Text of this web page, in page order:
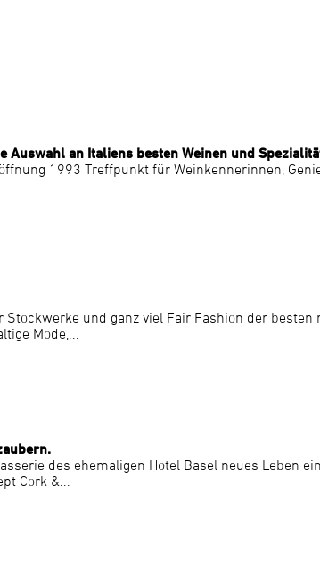
Auswahl an Italiens besten Weinen und
1993 Treffpunkt für Weinkennerinnen,
und ganz viel Fair Fashion der besten
Mode,...
des ehemaligen Hotel Basel neues Leben
Cork &...